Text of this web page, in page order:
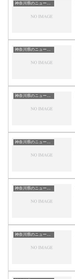
神奈川県のニュース一覧
神奈川県のニュース一覧
神奈川県のニュース一覧
神奈川県のニュース一覧
神奈川県のニュース一覧
神奈川県のニュース一覧